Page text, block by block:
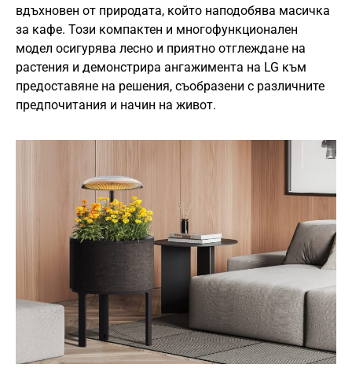
вдъхновен от природата, който наподобява масичка
за кафе. Този компактен и многофункционален
модел осигурява лесно и приятно отглеждане на
растения и демонстрира ангажимента на LG към
предоставяне на решения, съобразени с различните
предпочитания и начин на живот.